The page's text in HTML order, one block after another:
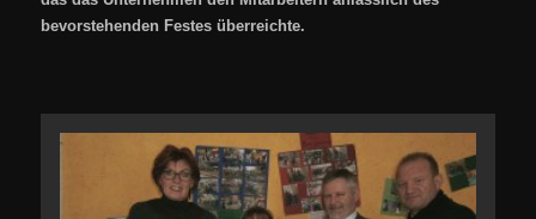
bevorstehenden Festes überreichte.